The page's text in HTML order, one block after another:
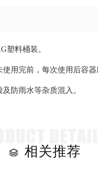
塑料桶装。
用完前，每次使用后容器
防雨水等杂质混入。
相关推荐